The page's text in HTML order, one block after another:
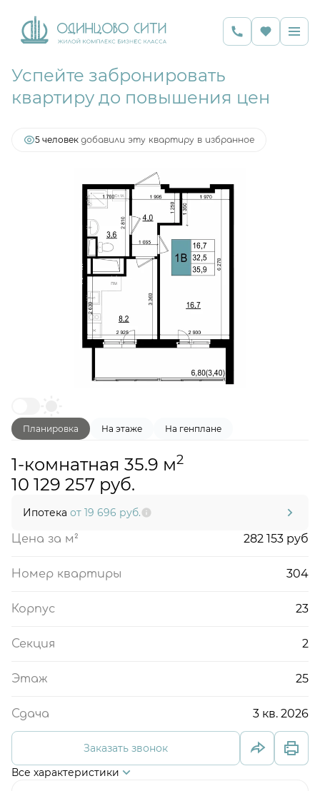
Успейте забронировать
квартиру до повышения цен
1-комнатная 35.9 м2
Ипотекаот 19 696 руб.
5 человек добавили эту квартиру в избранное
Планировка На этаже На генплане
1-комнатная 35.9 м2
10 129 257 руб.
Ипотека от 19 696 руб.
Цена за м² 282 153 руб
Номер квартиры 304
Корпус 23
Секция 2
Этаж 25
Сдача 3 кв. 2026
Заказать звонок
Все характеристики